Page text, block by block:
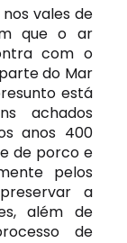
vales de
que o ar
com o
do Mar
está
achados
anos 400
de porco e
pelos
a
além de
de